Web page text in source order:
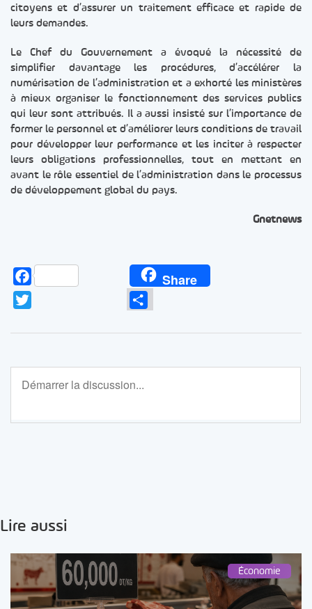
citoyens et d’assurer un traitement efficace et rapide de
leurs demandes.
Le Chef du Gouvernement a évoqué la nécessité de
simplifier davantage les procédures, d’accélérer la
numérisation de l’administration et a exhorté les ministères
à mieux organiser le fonctionnement des services publics
qui leur sont attribués. Il a aussi insisté sur l’importance de
former le personnel et d’améliorer leurs conditions de travail
pour développer leur performance et les inciter à respecter
leurs obligations professionnelles, tout en mettant en
avant le rôle essentiel de l’administration dans le processus
de développement global du pays.
Gnetnews
Facebook Share
Partager
Lire aussi
Économie